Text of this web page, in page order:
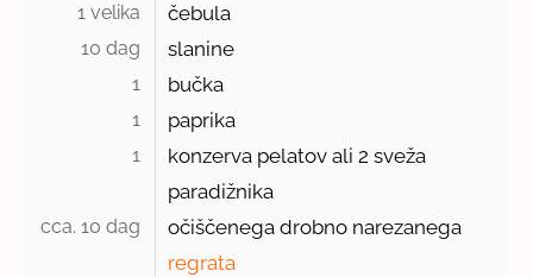
1 velika čebula
10 dag slanine
1 bučka
1 paprika
1
konzerva pelatov ali 2 sveža
paradižnika
cca. 10 dag
očiščenega drobno narezanega
regrata